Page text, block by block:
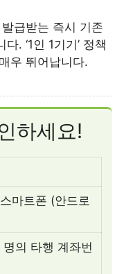
급받는 즉시 기존
. ‘1인 1기기’ 정책
우 뛰어납니다.
하세요!
마트폰 (안드로
의 타행 계좌번